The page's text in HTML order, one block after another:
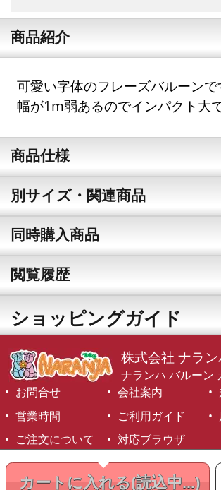
カートに入れる(読込中...)
商品紹介
可愛い字体のフレーズバルーンで
幅が1m弱あるのでインパクト大
商品仕様
別サイズ・関連商品
同時購入商品
閲覧履歴
ショッピングガイド
株式会社 ナラン
ナランハ バルーン
お問合せ
会社案内
営業時間
ご利用ガイド
ご注文について
対応ブラウザ
©1999-2026 NARANJA Inc. All